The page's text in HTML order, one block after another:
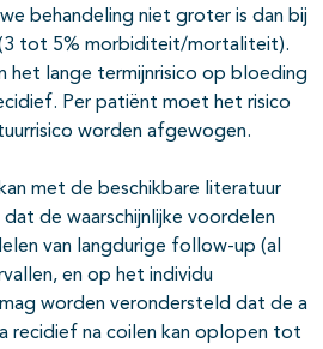
behandeling niet groter is dan bij
tot 5% morbiditeit/mortaliteit).
het lange termijnrisico op bloeding
Per patiënt moet het risico
worden afgewogen.
met de beschikbare literatuur
de waarschijnlijke voordelen
van langdurige follow-up (al
en op het individu
worden verondersteld dat de a
recidief na coilen kan oplopen tot